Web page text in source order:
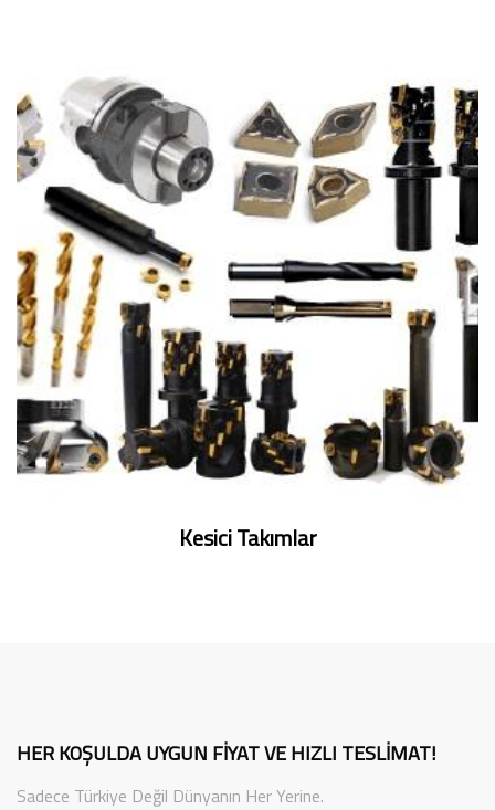
Kesici Takımlar
HER KOŞULDA UYGUN FIYAT VE HIZLI TESLIMAT!
Sadece Türkiye Değil Dünyanın Her Yerine.